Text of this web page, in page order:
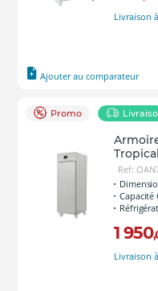
Livraison
Ajouter au comparateur
Promo
Ref:
Capacité
1 950
Livraison